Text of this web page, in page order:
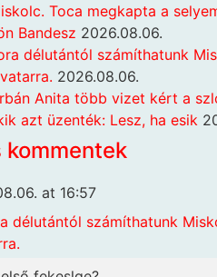
Toca megkapta a
Bandesz 2026.08.06.
délutántól számíthatunk
2026.08.06.
Anita több vizet kért a
azt üzenték: Lesz, ha esik
kommentek
at 16:57
délutántól számíthatunk